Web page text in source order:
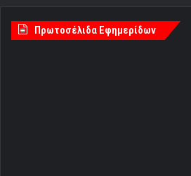
Πρωτοσέλιδα Εφημερίδων